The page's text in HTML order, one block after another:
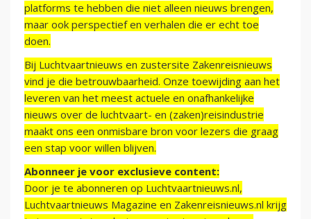
platforms te hebben die niet alleen nieuws brengen,
maar ook perspectief en verhalen die er echt toe
doen.
Bij Luchtvaartnieuws en zustersite Zakenreisnieuws
vind je die betrouwbaarheid. Onze toewijding aan het
leveren van het meest actuele en onafhankelijke
nieuws over de luchtvaart- en (zaken)reisindustrie
maakt ons een onmisbare bron voor lezers die graag
een stap voor willen blijven.
Abonneer je voor exclusieve content:
Door je te abonneren op Luchtvaartnieuws.nl,
Luchtvaartnieuws Magazine en Zakenreisnieuws.nl krijg